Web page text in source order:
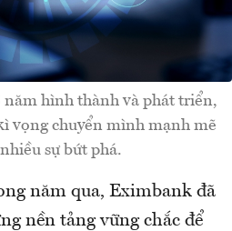
năm hình thành và phát triển,
vọng chuyển mình mạnh mẽ
sự bứt phá.
năm qua, Eximbank đã
nền tảng vững chắc để